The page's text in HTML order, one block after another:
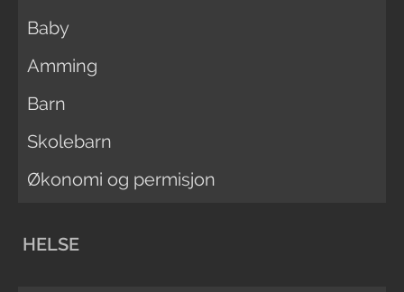
Baby
Amming
Barn
Skolebarn
Økonomi og permisjon
HELSE